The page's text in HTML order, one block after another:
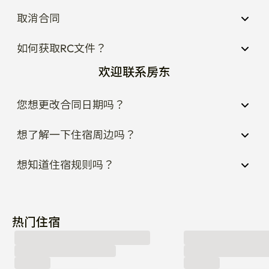
取消合同
如何获取RC文件？
欢迎联系房东
您想更改合同日期吗？
想了解一下住宿周边吗？
想知道住宿规则吗？
热门住宿